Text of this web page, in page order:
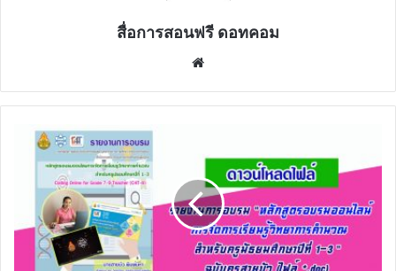
สื่อการสอนฟรี ดอทคอม
ดาวน์โหลด
รายงาน
อบรม
"หลักสูตร
อบรม
ออนไลน์